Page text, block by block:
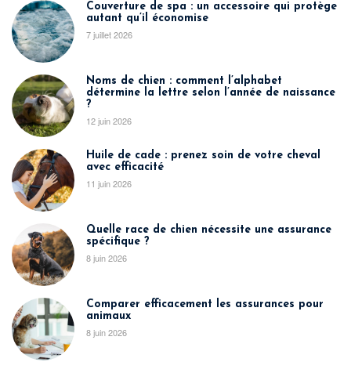
Couverture de spa : un accessoire qui protège
autant qu’il économise
7 juillet 2026
Noms de chien : comment l’alphabet
détermine la lettre selon l’année de naissance
?
12 juin 2026
Huile de cade : prenez soin de votre cheval
avec efficacité
11 juin 2026
Quelle race de chien nécessite une assurance
spécifique ?
8 juin 2026
Comparer efficacement les assurances pour
animaux
8 juin 2026